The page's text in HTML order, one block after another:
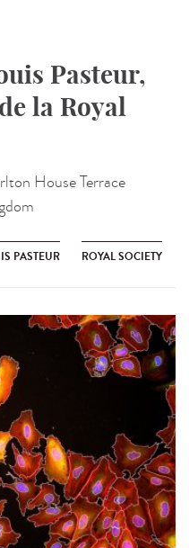
Pasteur,
la Royal
House Terrace
PASTEUR ROYAL SOCIETY